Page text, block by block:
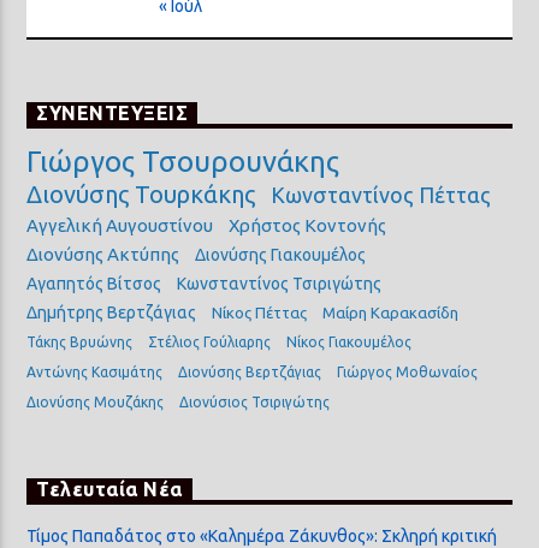
« Ιούλ
ΣΥΝΕΝΤΕΥΞΕΙΣ
Γιώργος Τσουρουνάκης
Διονύσης Τουρκάκης Κωνσταντίνος Πέττας
Αγγελική Αυγουστίνου
Χρήστος Κοντονής
Διονύσης Ακτύπης
Διονύσης Γιακουμέλος
Αγαπητός Βίτσος
Κωνσταντίνος Τσιριγώτης
Δημήτρης Βερτζάγιας
Νίκος Πέττας Μαίρη Καρακασίδη
Τάκης Βρυώνης Στέλιος Γούλιαρης
Νίκος Γιακουμέλος
Αντώνης Κασιμάτης
Διονύσης Βερτζάγιας
Γιώργος Μοθωναίος
Διονύσης Μουζάκης
Διονύσιος Τσιριγώτης
Τελευταία Νέα
Τίμος Παπαδάτος στο «Καλημέρα Ζάκυνθος»: Σκληρή κριτική